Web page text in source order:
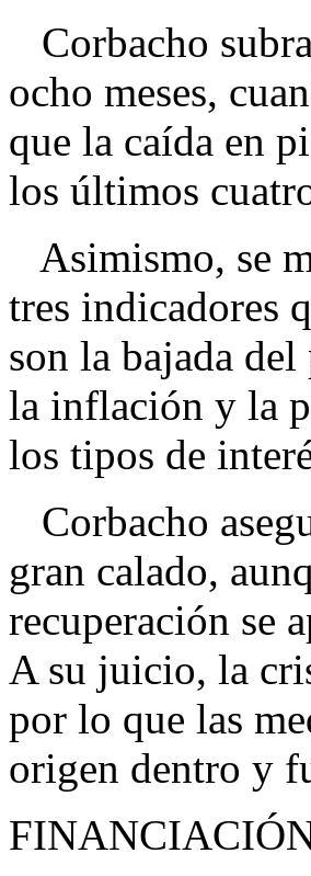
Corbacho
ocho meses,
que la caída en
los últimos
Asimismo, se
tres indicadores
son la bajada
la inflación y la
los tipos de
Corbacho
gran calado,
recuperación se
A su juicio, la
por lo que las
origen dentro y